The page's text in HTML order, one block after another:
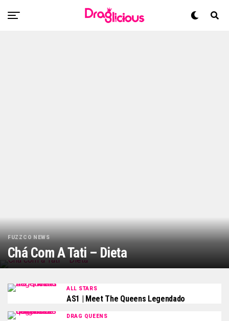
FUZZCO NEWS
Chá Com A Tati – Dieta
ALL STARS
AS1 | Meet The Queens Legendado
DRAG QUEENS